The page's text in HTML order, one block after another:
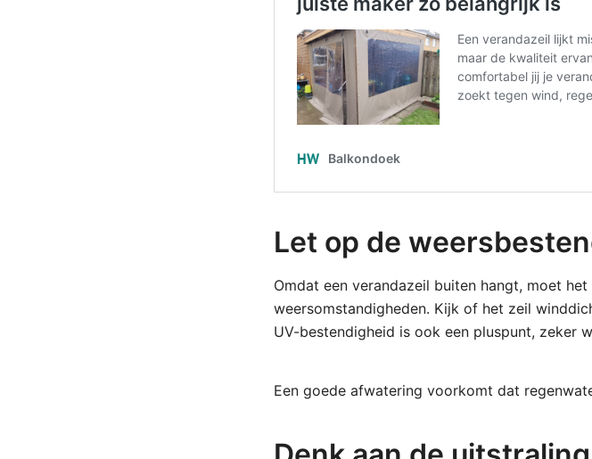
Let op de
Omdat een verandazeil buiten hangt, moet
weersomstandigheden. Kijk of het zeil
UV-bestendigheid is ook een pluspunt, zeker
Een goede afwatering voorkomt dat